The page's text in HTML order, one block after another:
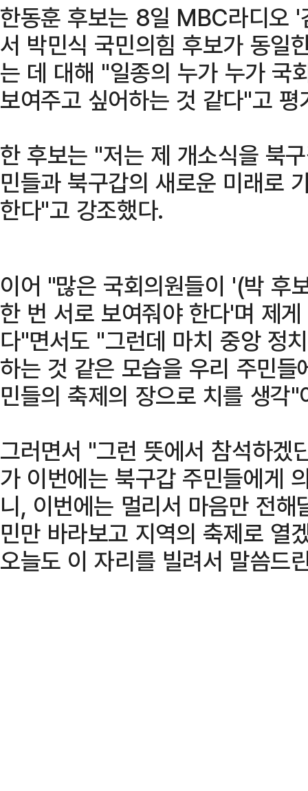
한동훈 후보는 8일 MBC라디오 '
서 박민식 국민의힘 후보가 동일
는 데 대해 "일종의 누가 누가 국
보여주고 싶어하는 것 같다"고 평
한 후보는 "저는 제 개소식을 북
민들과 북구갑의 새로운 미래로
한다"고 강조했다.
이어 "많은 국회의원들이 '(박 후
한 번 서로 보여줘야 한다'며 제
다"면서도 "그런데 마치 중앙 정
하는 것 같은 모습을 우리 주민
민들의 축제의 장으로 치를 생각
그러면서 "그런 뜻에서 참석하겠
가 이번에는 북구갑 주민들에게
니, 이번에는 멀리서 마음만 전
민만 바라보고 지역의 축제로 열
오늘도 이 자리를 빌려서 말씀드